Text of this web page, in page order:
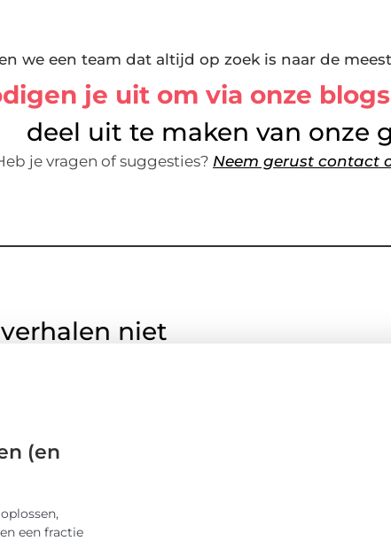
we een team dat altijd op zoek is naar de
je uit om via onze blogs
deel uit te maken van onze
je vragen of suggesties? Neem gerust contact
niet
(en
een fractie